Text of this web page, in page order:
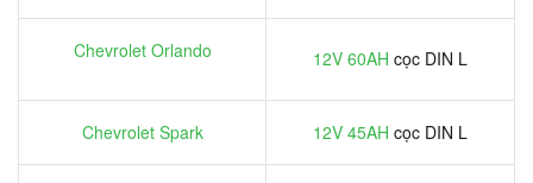
Chevrolet Orlando 12V 60AH cọc DIN L
Chevrolet Spark 12V 45AH cọc DIN L